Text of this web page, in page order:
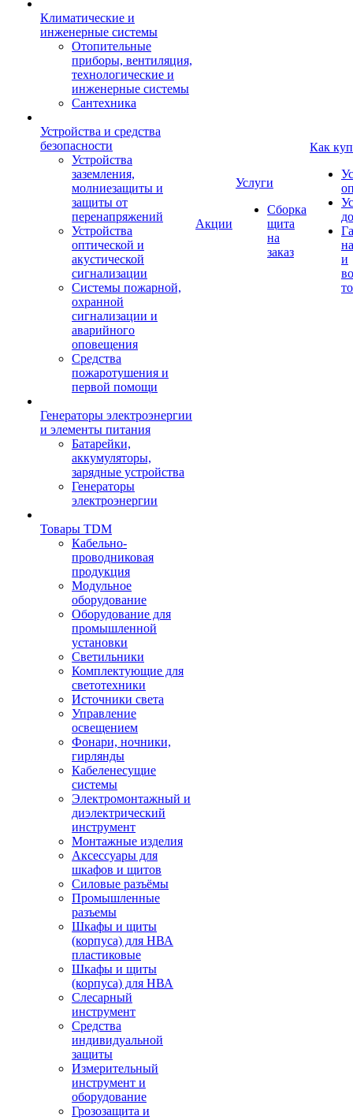
Климатические и
инженерные системы
Отопительные
приборы, вентиляция,
технологические и
инженерные системы
Сантехника
Устройства и средства
безопасности
Устройства
заземления,
молниезащиты и
защиты от
перенапряжений
Устройства
оптической и
акустической
сигнализации
Системы пожарной,
охранной
сигнализации и
аварийного
оповещения
Средства
пожаротушения и
первой помощи
Генераторы электроэнергии
и элементы питания
Батарейки,
аккумуляторы,
зарядные устройства
Генераторы
электроэнергии
Товары TDM
Кабельно-
проводниковая
продукция
Модульное
оборудование
Оборудование для
промышленной
установки
Светильники
Комплектующие для
светотехники
Источники света
Управление
освещением
Фонари, ночники,
гирлянды
Кабеленесущие
системы
Электромонтажный и
диэлектрический
инструмент
Монтажные изделия
Аксессуары для
шкафов и щитов
Силовые разъёмы
Промышленные
разъемы
Шкафы и щиты
(корпуса) для НВА
пластиковые
Шкафы и щиты
(корпуса) для НВА
Слесарный
инструмент
Средства
индивидуальной
защиты
Измерительный
инструмент и
оборудование
Грозозащита и
Акции
Услуги
Сборка
щита
на
заказ
Как
и